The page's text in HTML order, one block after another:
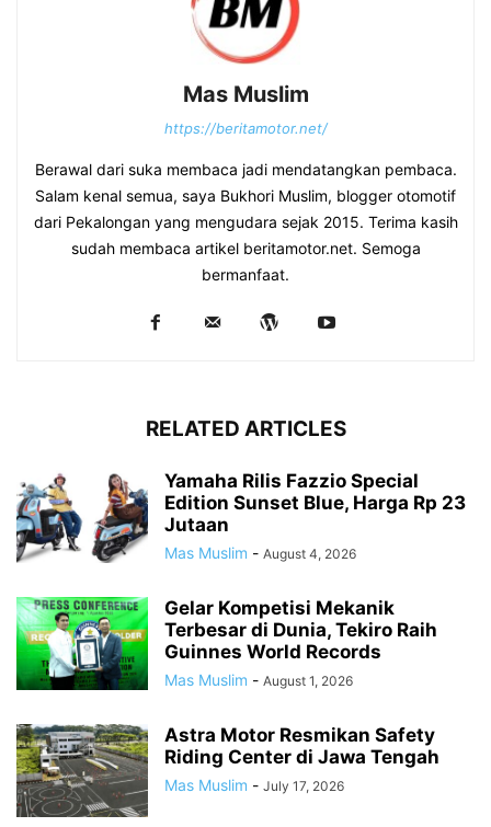
Mas Muslim
https://beritamotor.net/
Berawal dari suka membaca jadi mendatangkan pembaca.
Salam kenal semua, saya Bukhori Muslim, blogger otomotif
dari Pekalongan yang mengudara sejak 2015. Terima kasih
sudah membaca artikel beritamotor.net. Semoga
bermanfaat.
RELATED ARTICLES
Yamaha Rilis Fazzio Special
Edition Sunset Blue, Harga Rp 23
Jutaan
Mas Muslim - August 4, 2026
Gelar Kompetisi Mekanik
Terbesar di Dunia, Tekiro Raih
Guinnes World Records
Mas Muslim - August 1, 2026
Astra Motor Resmikan Safety
Riding Center di Jawa Tengah
Mas Muslim - July 17, 2026